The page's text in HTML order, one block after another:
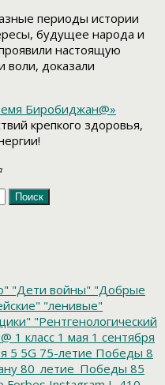
периоды истории
будущее народа и
настоящую
воли, доказали
Биробиджан@»
крепкого здоровья,
"Дети войны" "Добрые
"ленивые"
"Рентгенологический
@ 1 класс 1 мая 1 сентября
5 5G 75-летие Победы 8
80_летие_Победы 85